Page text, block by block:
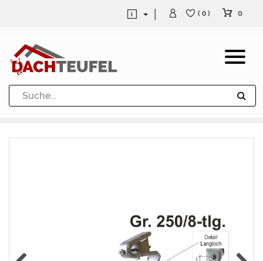
Dachrinne und Fallrohre
Werkzeuge und Löttechnik
( 0 ) 0